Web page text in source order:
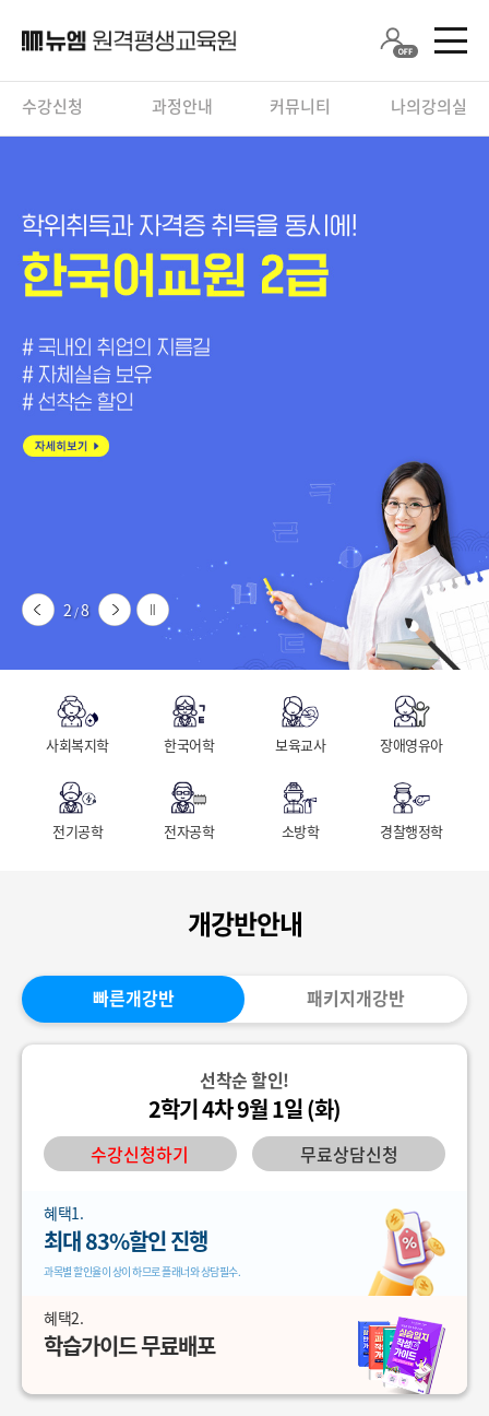
수강신청 과정안내 커뮤니티 나의강의실
2/8
사회복지학 한국어학 보육교사 장애영유아
전기공학 전자공학 소방학 경찰행정학
개강반안내
빠른개강반 패키지개강반
선착순 할인!
2학기 4차 9월 1일 (화)
수강신청하기 무료상담신청
혜택1.
최대 83%할인 진행
과목별 할인율이 상이 하므로 플래너와 상담필수.
혜택2.
학습가이드 무료배포